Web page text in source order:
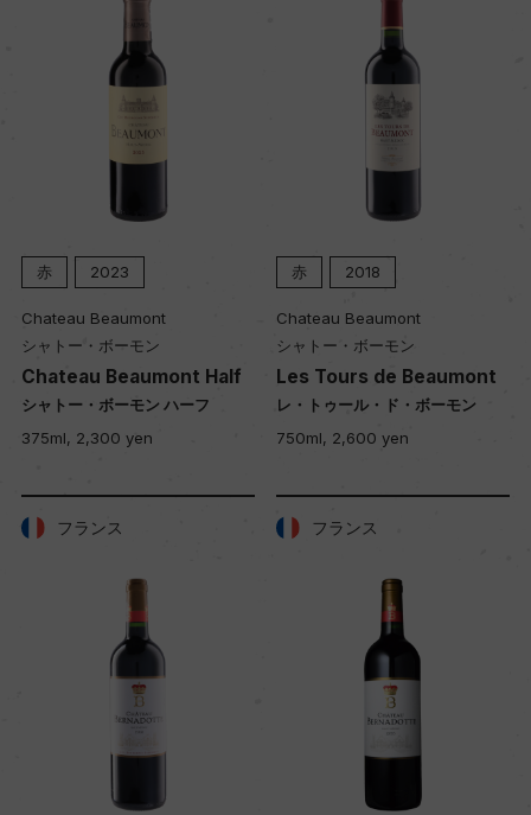
赤 2023
Chateau Beaumont
シャトー・ボーモン
Chateau Beaumont Half
シャトー・ボーモン ハーフ
375ml, 2,300 yen
赤 2018
Chateau Beaumont
シャトー・ボーモン
Les Tours de Beaumont
レ・トゥール・ド・ボーモン
750ml, 2,600 yen
フランス フランス